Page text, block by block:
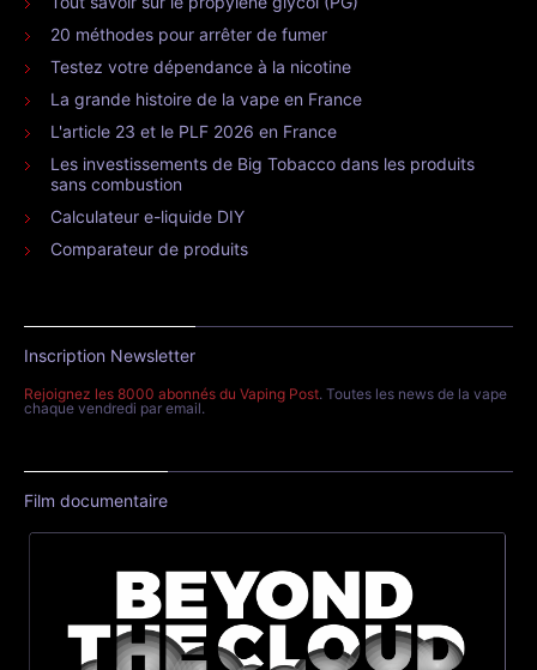
20 méthodes pour arrêter de fumer
Testez votre dépendance à la nicotine
La grande histoire de la vape en France
L'article 23 et le PLF 2026 en France
Les investissements de Big Tobacco dans les produits
sans combustion
Calculateur e-liquide DIY
Comparateur de produits
Inscription Newsletter
Rejoignez les 8000 abonnés du Vaping Post. Toutes les news de la vape
chaque vendredi par email.
Film documentaire